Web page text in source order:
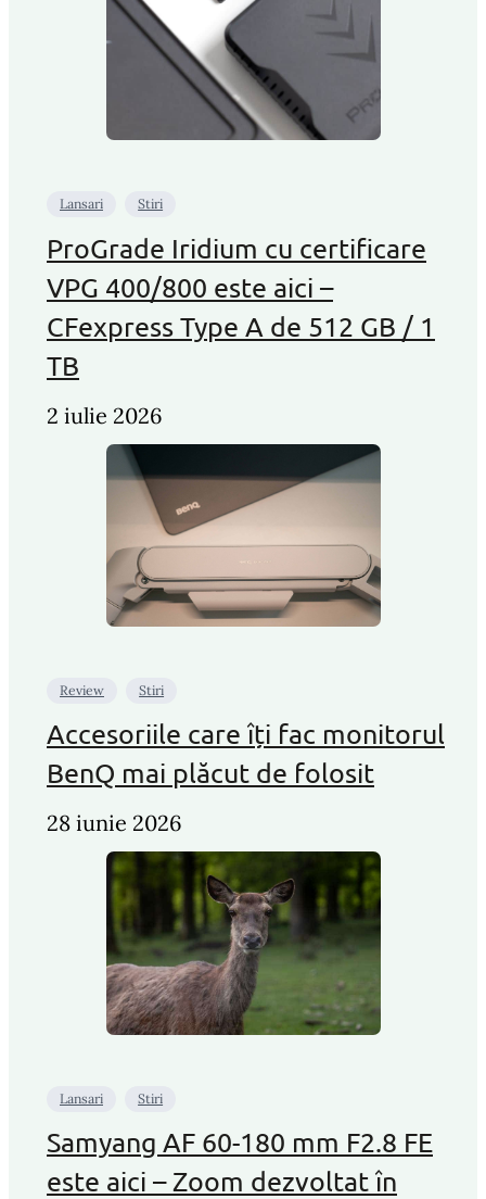
Lansari Stiri
ProGrade Iridium cu certificare
VPG 400/800 este aici –
CFexpress Type A de 512 GB / 1
TB
2 iulie 2026
Review Stiri
Accesoriile care îți fac monitorul
BenQ mai plăcut de folosit
28 iunie 2026
Lansari Stiri
Samyang AF 60-180 mm F2.8 FE
este aici – Zoom dezvoltat în